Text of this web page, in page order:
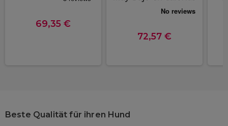
69,35 €
72,57 €
Beste Qualität für ihren Hund